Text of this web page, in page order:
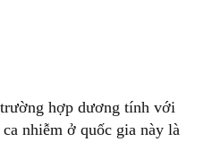
hợp dương tính với
nhiễm ở quốc gia này là